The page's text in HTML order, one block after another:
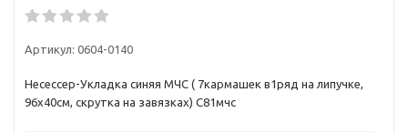
Артикул: 0604-0140
Несессер-Укладка синяя МЧС ( 7кармашек в1ряд на липучке,
96х40см, скрутка на завязках) С81мчс